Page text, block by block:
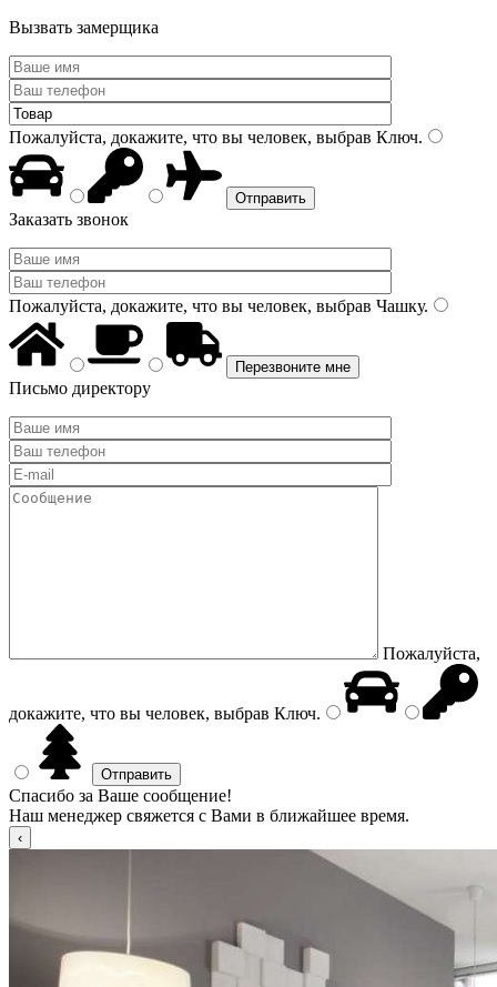
Вызвать замерщика
Пожалуйста, докажите, что вы человек, выбрав Ключ.
Заказать звонок
Пожалуйста, докажите, что вы человек, выбрав Чашку.
Письмо директору
Пожалуйста,
докажите, что вы человек, выбрав Ключ.
Спасибо за Ваше сообщение!
Наш менеджер свяжется с Вами в ближайшее время.